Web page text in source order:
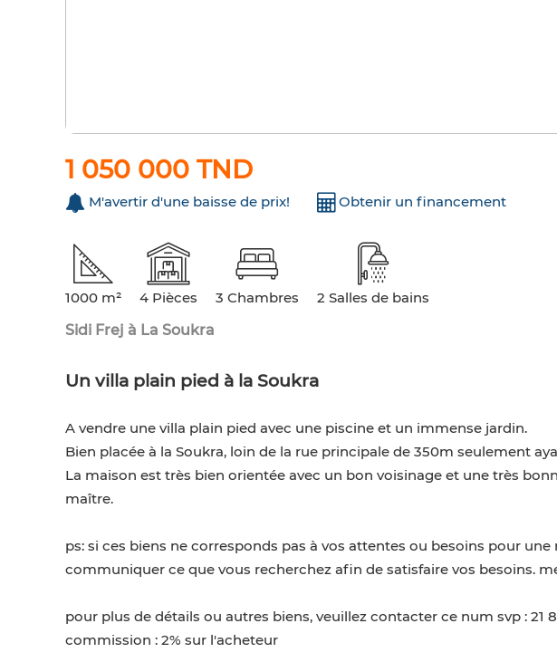
1 050 000 TND
M'avertir d'une baisse de prix! Obtenir un financement
1000 m² 4 Pièces 3 Chambres
2 Salles de bains
Sidi Frej à La Soukra
Un villa plain pied à la Soukra
A vendre une villa plain pied avec une piscine et un immense jardin.
Bien placée à la Soukra, loin de la rue principale de 350m seulement
La maison est très bien orientée avec un bon voisinage et une très
maître.
ps: si ces biens ne corresponds pas à vos attentes ou besoins pour
communiquer ce que vous recherchez afin de satisfaire vos besoins.
pour plus de détails ou autres biens, veuillez contacter ce num svp : 21
commission : 2% sur l'acheteur